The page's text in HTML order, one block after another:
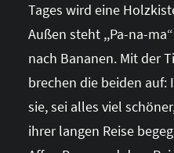
Tages wird eine
Außen steht ,,Pa-na-
nach Bananen. Mit der
brechen die beiden auf:
sie, sei alles viel
ihrer langen Reise